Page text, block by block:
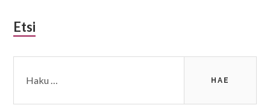
Etsi